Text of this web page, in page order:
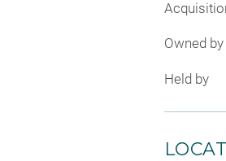
Owned by
Held by